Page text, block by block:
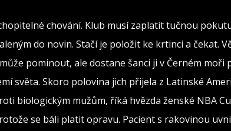
chování. Klub musí zaplatit tučnou
do novin. Stačí je položit ke krtinci a čekat.
pominout, ale dostane šanci ji v Černém moři
světa. Skoro polovina jich přijela z Latinské
biologickým mužům, říká hvězda ženské NBA
se báli platit opravu. Pacient s rakovinou